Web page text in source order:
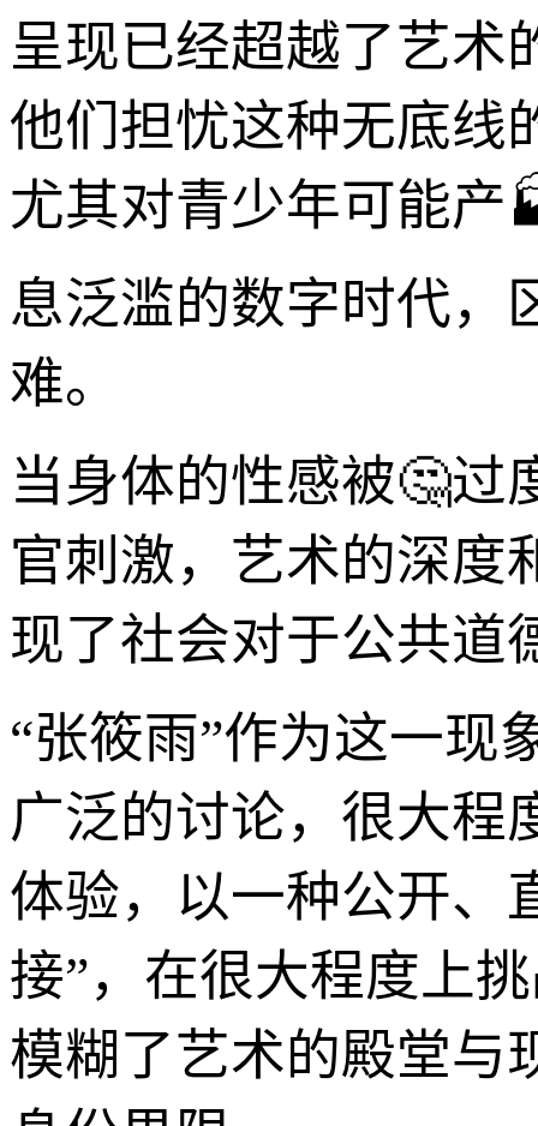
呈现已经超越了艺术
他们担忧这种无底线
尤其对青少年可能产
息泛滥的数字时代，
难。
当身体的性感被🤔过
官刺激，艺术的深度
现了社会对于公共道
“张筱雨”作为这一现
广泛的讨论，很大程
体验，以一种公开、
接”，在很大程度上
模糊了艺术的殿堂与